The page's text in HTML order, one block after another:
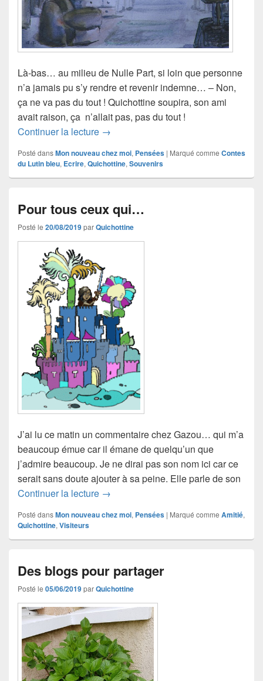
Là-bas… au milieu de Nulle Part, si loin que personne
n’a jamais pu s’y rendre et revenir indemne… – Non,
ça ne va pas du tout ! Quichottine soupira, son ami
avait raison, ça n’allait pas, pas du tout !
Continuer la lecture Carte postale d’à Yeur
→
Posté dansMon nouveau chez moi, Pensées | Marqué comme Contes
du Lutin bleu, Ecrire, Quichottine, Souvenirs
Pour tous ceux qui…
Posté le 20/08/2019parQuichottine
J’ai lu ce matin un commentaire chez Gazou… qui m’a
beaucoup émue car il émane de quelqu’un que
j’admire beaucoup. Je ne dirai pas son nom ici car ce
serait sans doute ajouter à sa peine. Elle parle de son
Continuer la lecture Pour tous ceux qui…
→
Posté dansMon nouveau chez moi, Pensées | Marqué comme Amitié,
Quichottine, Visiteurs
Des blogs pour partager
Posté le 05/06/2019parQuichottine